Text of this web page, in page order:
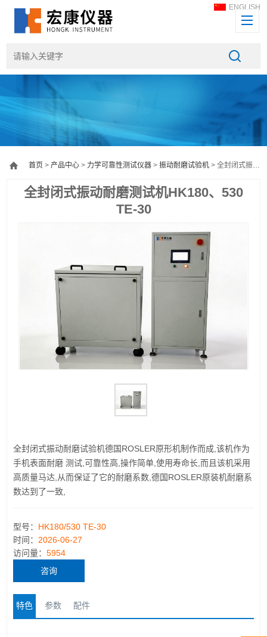
ENGLISH
首页 >产品中心 > 力学可靠性测试仪器 >振动耐磨试验机 > 全封闭式振动耐磨测试机HK180、530 TE-30
全封闭式振动耐磨测试机HK180、530
TE-30
全封闭式振动耐磨试验机德国ROSLER原形机制作而成,该机作为
手机表面耐磨 测试,可靠性高,操作简单,使用寿命长,而且该机采用
高质量马达,从而保证了它的耐磨系数,德国ROSLER原装机耐磨系
数达到了一致,
型号： HK180/530 TE-30
时间： 2026-06-27
访问量：5954
咨询
特色 参数 配件